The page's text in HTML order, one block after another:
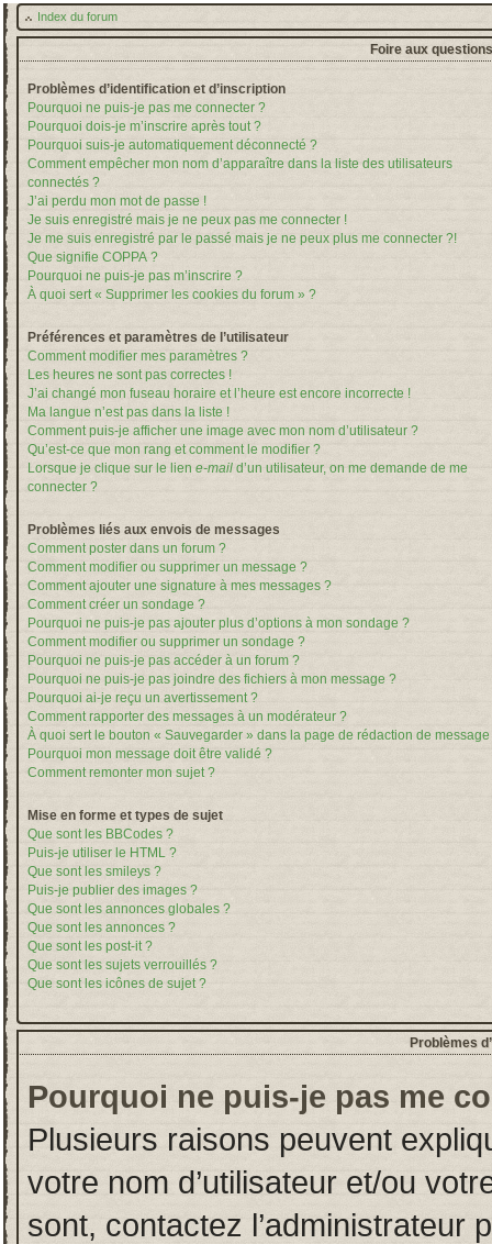
Index du forum
Foire aux
Problèmes d’identification et d’inscription
Pourquoi ne puis-je pas me connecter ?
Pourquoi dois-je m’inscrire après tout ?
Pourquoi suis-je automatiquement déconnecté ?
Comment empêcher mon nom d’apparaître dans la liste des utilisateurs
connectés ?
J’ai perdu mon mot de passe !
Je suis enregistré mais je ne peux pas me connecter !
Je me suis enregistré par le passé mais je ne peux plus me connecter ?!
Que signifie COPPA ?
Pourquoi ne puis-je pas m’inscrire ?
À quoi sert « Supprimer les cookies du forum » ?
Préférences et paramètres de l’utilisateur
Comment modifier mes paramètres ?
Les heures ne sont pas correctes !
J’ai changé mon fuseau horaire et l’heure est encore incorrecte !
Ma langue n’est pas dans la liste !
Comment puis-je afficher une image avec mon nom d’utilisateur ?
Qu’est-ce que mon rang et comment le modifier ?
Lorsque je clique sur le lien e-mail d’un utilisateur, on me demande de me
connecter ?
Problèmes liés aux envois de messages
Comment poster dans un forum ?
Comment modifier ou supprimer un message ?
Comment ajouter une signature à mes messages ?
Comment créer un sondage ?
Pourquoi ne puis-je pas ajouter plus d’options à mon sondage ?
Comment modifier ou supprimer un sondage ?
Pourquoi ne puis-je pas accéder à un forum ?
Pourquoi ne puis-je pas joindre des fichiers à mon message ?
Pourquoi ai-je reçu un avertissement ?
Comment rapporter des messages à un modérateur ?
À quoi sert le bouton « Sauvegarder » dans la page de rédaction de message
Pourquoi mon message doit être validé ?
Comment remonter mon sujet ?
Mise en forme et types de sujet
Que sont les BBCodes ?
Puis-je utiliser le HTML ?
Que sont les smileys ?
Puis-je publier des images ?
Que sont les annonces globales ?
Que sont les annonces ?
Que sont les post-it ?
Que sont les sujets verrouillés ?
Que sont les icônes de sujet ?
Problèmes
Pourquoi ne puis-je pas me
Plusieurs raisons peuvent
votre nom d’utilisateur et/ou
sont, contactez l’administrateur